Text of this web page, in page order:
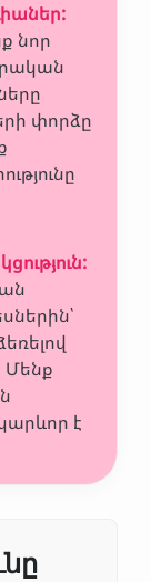
:
նոր
փորձը
:
Մենք
է